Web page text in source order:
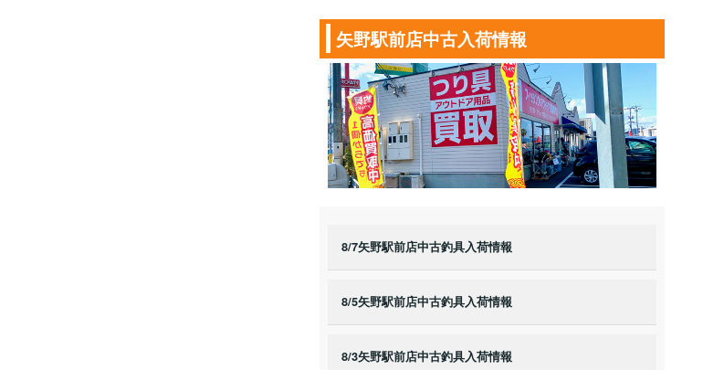
矢野駅前店中古入荷情報
8/7矢野駅前店中古釣具入荷情報
8/5矢野駅前店中古釣具入荷情報
8/3矢野駅前店中古釣具入荷情報